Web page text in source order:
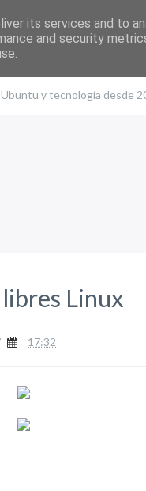
y tecnología desde
Linux
17:32
its services and to
and security